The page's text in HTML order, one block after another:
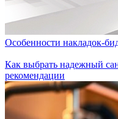
Особенности накладок-
Как выбрать надежный
рекомендации